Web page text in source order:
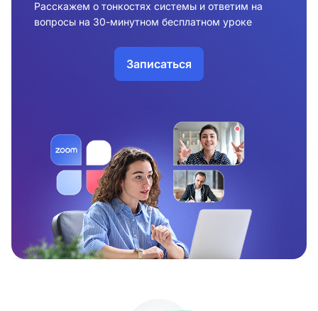
Расскажем о тонкостях системы и ответим на
вопросы на 30-минутном бесплатном уроке
Записаться